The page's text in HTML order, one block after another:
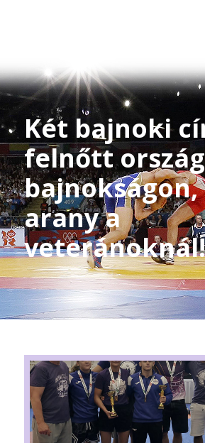
Két bajnoki
felnőtt
arany a
veteránoknál!